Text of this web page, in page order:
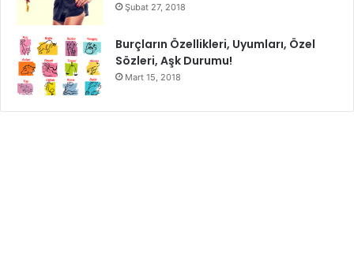
İhtiyacınız olan malzemeler:
Hindistancevizi yağı
Şubat 27, 2018
Burçların Özellikleri, Uyumları, Özel
Sözleri, Aşk Durumu!
Mart 15, 2018